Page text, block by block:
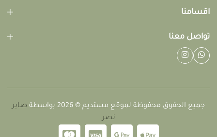
اقسامنا
تواصل معنا
جميع الحقوق محفوظة لموقع مستديم © 2026 بواسطة
صابر
نصر